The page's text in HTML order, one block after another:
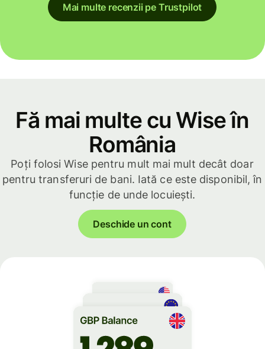
Mai multe recenzii pe Trustpilot
Fă mai multe cu Wise în
România
Poți folosi Wise pentru mult mai mult decât doar
pentru transferuri de bani. Iată ce este disponibil, în
funcție de unde locuiești.
Deschide un cont